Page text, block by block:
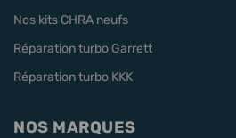
Nos kits CHRA neufs
Réparation turbo Garrett
Réparation turbo KKK
NOS MARQUES